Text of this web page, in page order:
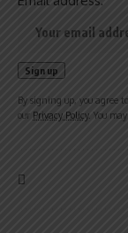
By signing up, you agree
our Privacy Policy. You